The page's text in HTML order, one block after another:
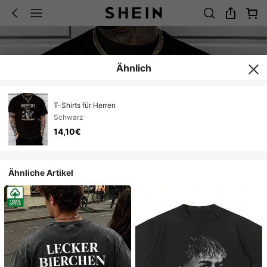
Ähnlich
T-Shirts für Herren
Schwarz
14,10€
Ähnliche Artikel